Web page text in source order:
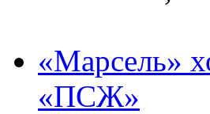
«Марсель»
«ПСЖ»